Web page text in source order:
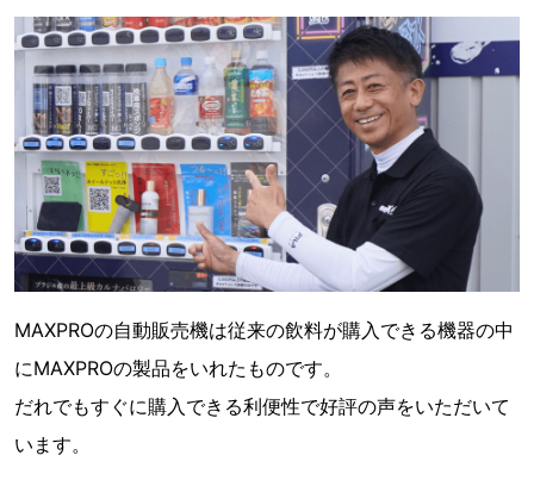
MAXPROの自動販売機は従来の飲料が購入できる機器の中
にMAXPROの製品をいれたものです。
だれでもすぐに購入できる利便性で好評の声をいただいて
います。